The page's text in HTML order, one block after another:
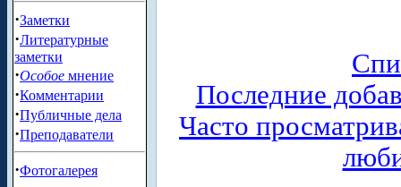
·Заметки
·Литературные
заметки
·Особое мнение
·Комментарии
·Публичные дела
·Преподаватели
·Фотогалерея
Последние
Часто